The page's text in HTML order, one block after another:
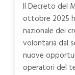
Il Decreto del
ottobre 2025
nazionale dei
volontaria dal
nuove
operatori del